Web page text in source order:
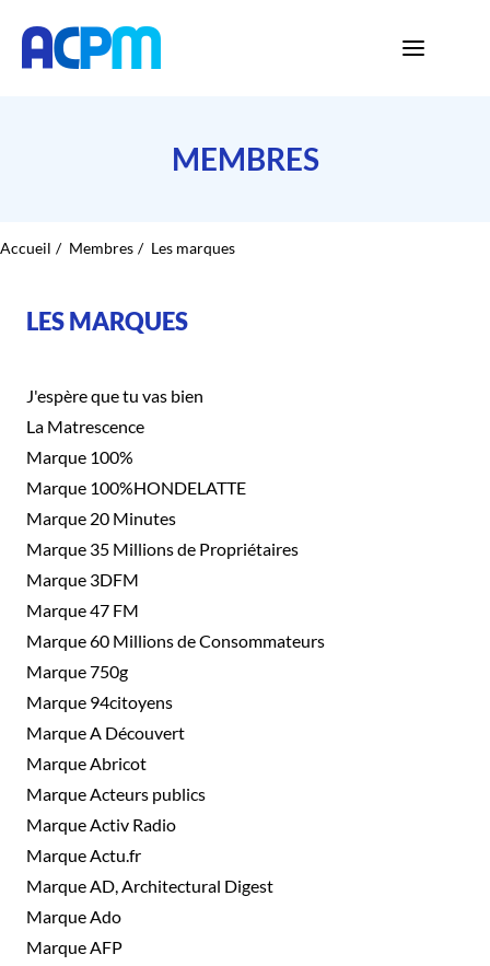
MEMBRES
Accueil Membres Les marques
LES MARQUES
J'espère que tu vas bien
La Matrescence
Marque 100%
Marque 100%HONDELATTE
Marque 20 Minutes
Marque 35 Millions de Propriétaires
Marque 3DFM
Marque 47 FM
Marque 60 Millions de Consommateurs
Marque 750g
Marque 94citoyens
Marque A Découvert
Marque Abricot
Marque Acteurs publics
Marque Activ Radio
Marque Actu.fr
Marque AD, Architectural Digest
Marque Ado
Marque AFP